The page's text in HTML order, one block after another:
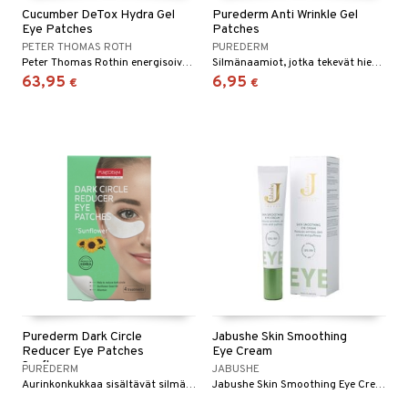
Cucumber DeTox Hydra Gel
Eye Patches
PETER THOMAS ROTH
Peter Thomas Rothin energisoivat geelilaput silmänympärysalueelle
63,95 €
Purederm Anti Wrinkle Gel
Patches
PUREDERM
Silmänaamiot, jotka tekevät hienoista juonteista ja rypyistä silmien ympärillä vähemmän silmiinpistäviä.
6,95 €
Purederm Dark Circle
Reducer Eye Patches
Sunflower
PUREDERM
Aurinkonkukkaa sisältävät silmänaamiot, jotka tekevät tummista silmänalusista, varjoista ja ihon epätasaisuuksista silmien alueella vähemmän silmiinpistäviä.
Jabushe Skin Smoothing
Eye Cream
JABUSHE
Jabushe Skin Smoothing Eye Cream vähentää juonteita ja vahvistaa silmänympärysihoa.